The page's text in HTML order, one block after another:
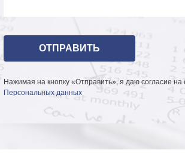
Нажимая на кнопку «Отправить», я даю согласие на
Персональных данных